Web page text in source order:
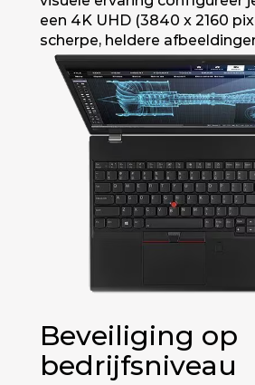
een 4K UHD (3840 x 2160
scherpe, heldere
Beveiliging op
bedrijfsniveau